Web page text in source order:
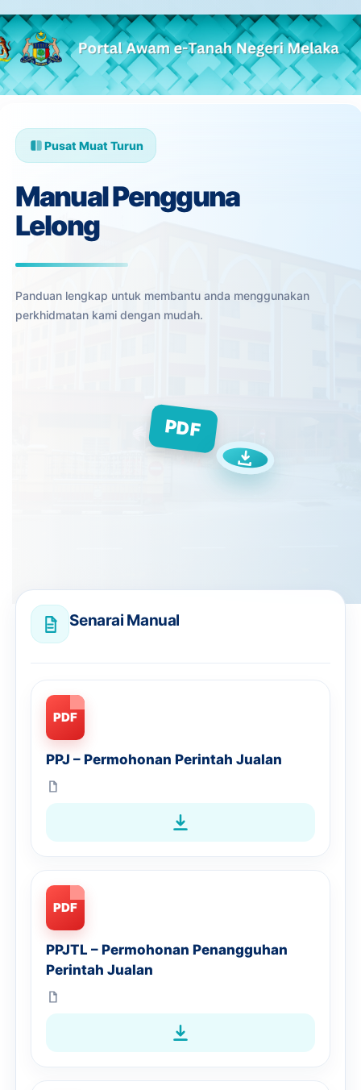
Skip to Main Content
Pusat Muat Turun
Manual Pengguna
Lelong
Panduan lengkap untuk membantu anda menggunakan
perkhidmatan kami dengan mudah.
PDF
Senarai Manual
PDF
PPJ – Permohonan Perintah Jualan
PDF
PPJTL – Permohonan Penangguhan
Perintah Jualan